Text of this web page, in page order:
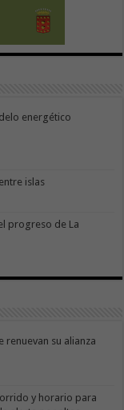
energético
islas
progreso de La
renuevan su alianza
y horario para